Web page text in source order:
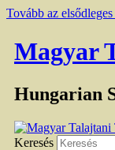
Tovább az
Magyar
Hungarian
Keresés